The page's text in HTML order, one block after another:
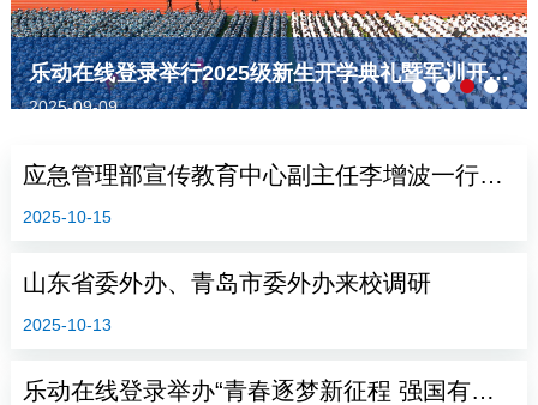
乐动在线登录举行2025级新生开学典礼暨军训开训仪式 乐动在线登录迎新：万余名新生开启
2025-09-06
应急管理部宣传教育中心副主任李增波一行来校访问
2025-10-15
山东省委外办、青岛市委外办来校调研
2025-10-13
乐动在线登录举办“青春逐梦新征程 强国有我向未来”喜迎2025级新生文艺晚会